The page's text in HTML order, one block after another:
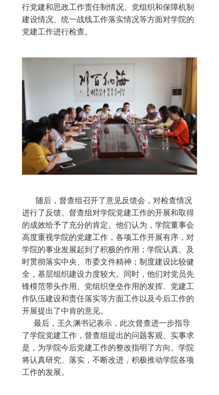
随后，督查组召开了意见反馈会，对检查情况
进行了反馈。督查组对学院党建工作的开展和取得
的成效给予了充分的肯定。他们认为，学院董事会
高度重视学院的党建工作，各项工作开展有序，对
学院的事业发展起到了积极的作用；学院认真、及
时贯彻落实中央、市委文件精神；制度建设比较健
全，基层组织建设力度较大。同时，他们对党员先
锋模范带头作用、党组织堡垒作用的发挥、党建工
作队伍建设和责任落实等方面工作以及今后工作的
最后，王久渊书记表示，此次督查进一步指导
了学院党建工作，督查组提出的问题客观、实事求
是，为学院今后党建工作的整改指明了方向。学院
将认真研究、落实，不断改进，积极推动学院各项
工作的发展。
学校地址：重庆市黔江区武陵大道北段1785号 招生电话：023—79320888
79311888
Copyright © 2014 JingMaoXueYuan All Right Reserved| 渝公安备案
50011402500110 号 网站备案：渝ICP备19010118号